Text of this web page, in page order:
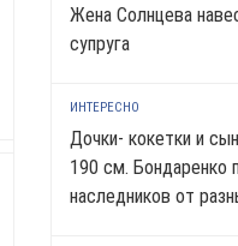
Жена Солнцева
супруга
ИНТЕРЕСНО
Дочки- кокетки и
190 см. Бондаренко
наследников от